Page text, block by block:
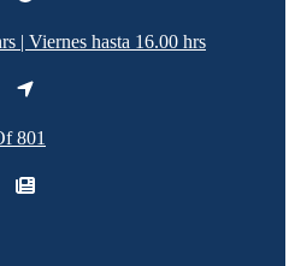
| Viernes hasta 16.00 hrs
801